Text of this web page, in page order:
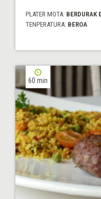
PLATER MOTA: BERDURAK
TENPERATURA: BEROA
60 min